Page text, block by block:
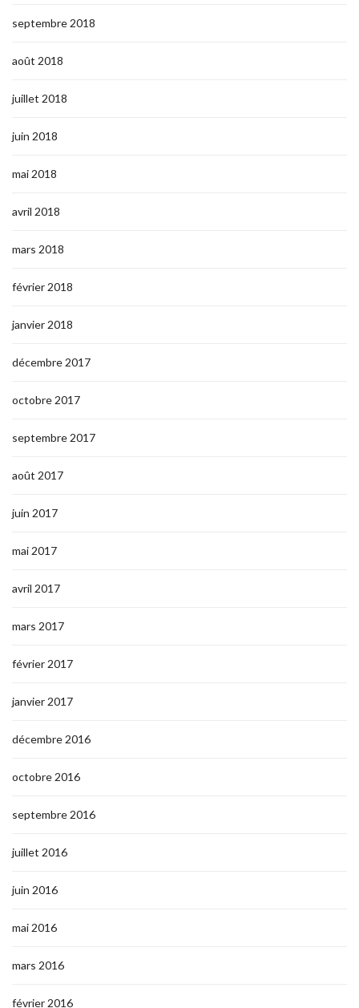
septembre 2018
août 2018
juillet 2018
juin 2018
mai 2018
avril 2018
mars 2018
février 2018
janvier 2018
décembre 2017
octobre 2017
septembre 2017
août 2017
juin 2017
mai 2017
avril 2017
mars 2017
février 2017
janvier 2017
décembre 2016
octobre 2016
septembre 2016
juillet 2016
juin 2016
mai 2016
mars 2016
février 2016